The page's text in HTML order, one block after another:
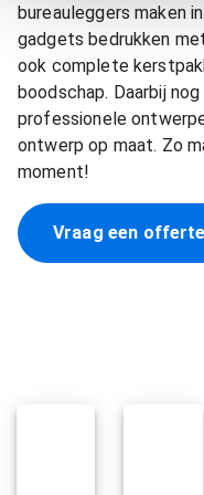
bureauleggers maken
gadgets bedrukken
ook complete
boodschap. Daarbij
professionele
ontwerp op maat. Zo
moment!
Vraag een